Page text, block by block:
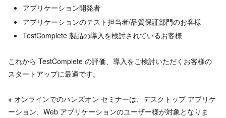
アプリケーション開発者
アプリケーションのテスト担当者/品質保証部門のお客様
TestComplete 製品の導入を検討されているお客様
これから TestComplete の評価、導入をご検討いただくお客様の
スタートアップに最適です。
※ オンラインでのハンズオン セミナーは、デスクトップ アプリケ
ーション、Web アプリケーションのユーザー様が対象となりま